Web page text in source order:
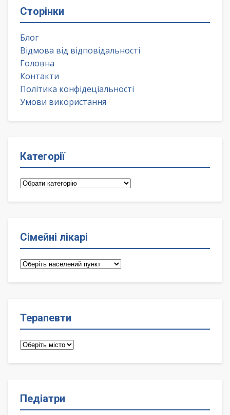
Сторінки
Блог
Відмова від відповідальності
Головна
Контакти
Політика конфідеціальності
Умови використання
Категорії
Категорії
Сімейні лікарі
Сімейні
Терапевти
Терапевти
Педіатри